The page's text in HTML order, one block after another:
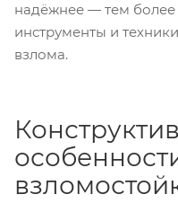
надёжнее — тем
инструменты и
взлома.